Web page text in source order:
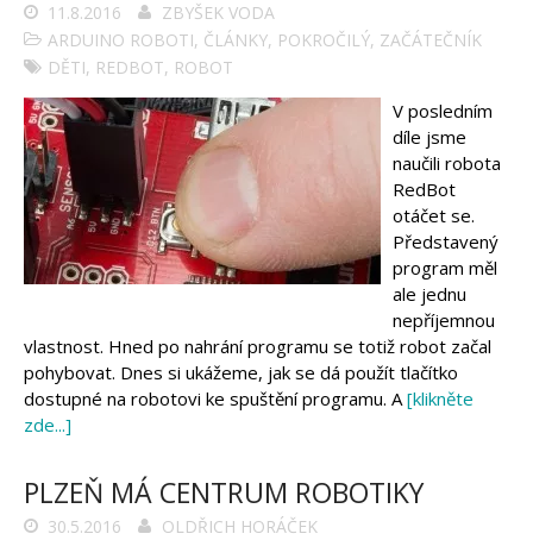
11.8.2016
ZBYŠEK VODA
ARDUINO ROBOTI, ČLÁNKY, POKROČILÝ, ZAČÁTEČNÍK
DĚTI, REDBOT, ROBOT
V posledním
díle jsme
naučili robota
RedBot
otáčet se.
Představený
program měl
ale jednu
nepříjemnou
vlastnost. Hned po nahrání programu se totiž robot začal
pohybovat. Dnes si ukážeme, jak se dá použít tlačítko
dostupné na robotovi ke spuštění programu. A[klikněte
zde...]
PLZEŇ MÁ CENTRUM ROBOTIKY
30.5.2016
OLDŘICH HORÁČEK